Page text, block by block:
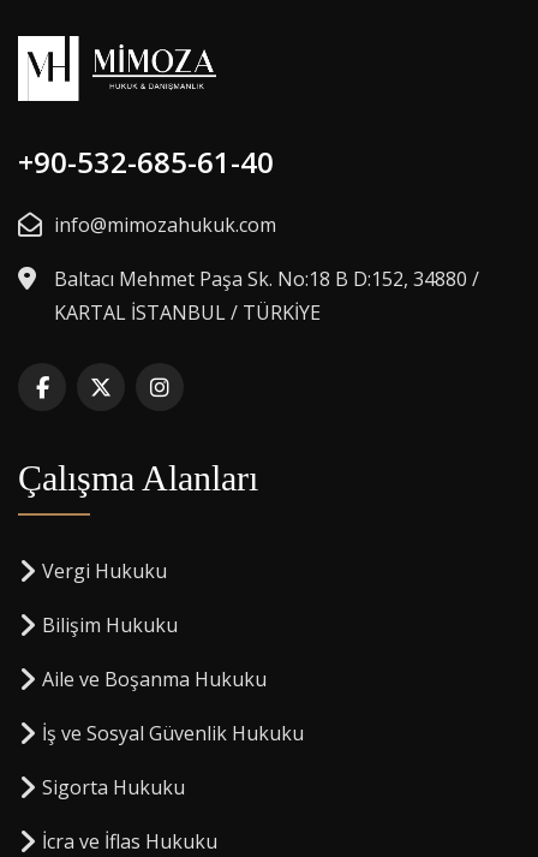
+90-532-685-61-40
info@mimozahukuk.com
Baltacı Mehmet Paşa Sk. No:18 B D:152, 34880 /
KARTAL İSTANBUL / TÜRKİYE
Çalışma Alanları
Vergi Hukuku
Bilişim Hukuku
Aile ve Boşanma Hukuku
İş ve Sosyal Güvenlik Hukuku
Sigorta Hukuku
⁠İcra ve İflas Hukuku